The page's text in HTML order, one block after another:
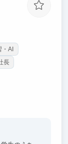
・AI
長